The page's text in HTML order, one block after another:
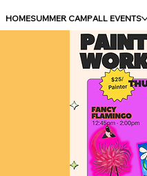
HOMESUMMER CAMPALL EVENTS